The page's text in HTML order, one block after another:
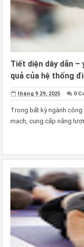
Tiết diện dây dẫn –
quả của hệ thống
tháng 9 29, 2025 0
Trong bất kỳ ngành
mạch, cung cấp năng